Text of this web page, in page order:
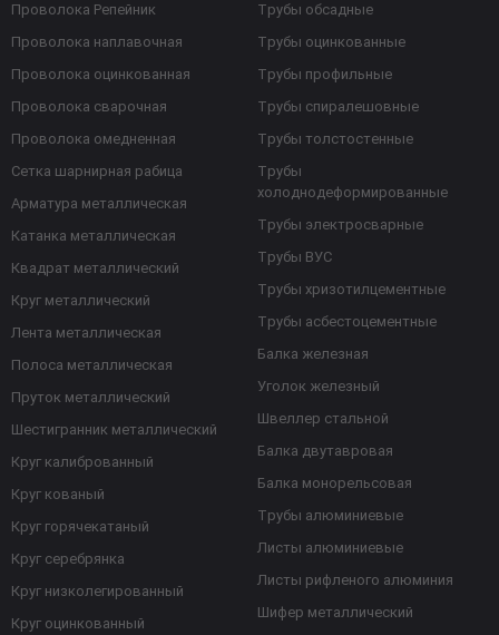
Проволока Репейник
Проволока наплавочная
Проволока оцинкованная
Проволока сварочная
Проволока омедненная
Сетка шарнирная рабица
Арматура металлическая
Катанка металлическая
Квадрат металлический
Круг металлический
Лента металлическая
Полоса металлическая
Пруток металлический
Шестигранник металлический
Круг калиброванный
Круг кованый
Круг горячекатаный
Круг серебрянка
Круг низколегированный
Круг оцинкованный
Трубы обсадные
Трубы оцинкованные
Трубы профильные
Трубы спиралешовные
Трубы толстостенные
Трубы
холоднодеформированные
Трубы электросварные
Трубы ВУС
Трубы хризотилцементные
Трубы асбестоцементные
Балка железная
Уголок железный
Швеллер стальной
Балка двутавровая
Балка монорельсовая
Трубы алюминиевые
Листы алюминиевые
Листы рифленого алюминия
Шифер металлический